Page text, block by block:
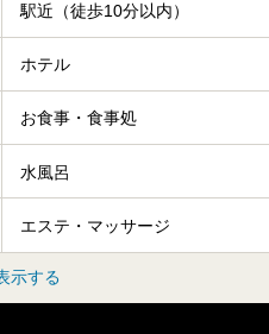
駅近（徒歩10分以内）
ホテル
お食事・食事処
水風呂
エステ・マッサージ
示する